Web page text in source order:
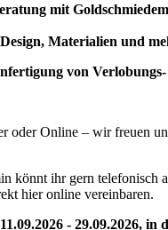
mit
Materialien und
von
oder Online – wir freuen
könnt ihr gern telefonisch
hier online vereinbaren.
- 29.09.2026, in